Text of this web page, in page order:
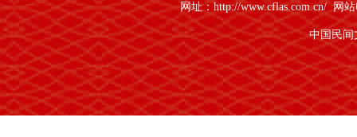
网址：http://www.cflas.com.cn/网站
中国民